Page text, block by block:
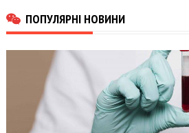
ПОПУЛЯРНІ НОВИНИ